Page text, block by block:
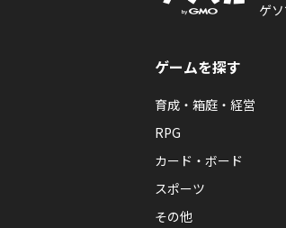
ゲ
ゲームを探す
育成・箱庭・経営
RPG
カード・ボード
スポーツ
その他